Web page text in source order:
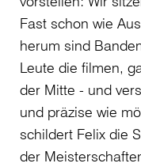
Fast schon wie
herum sind
Leute die filmen,
der Mitte - und
und präzise wie
schildert Felix die
der